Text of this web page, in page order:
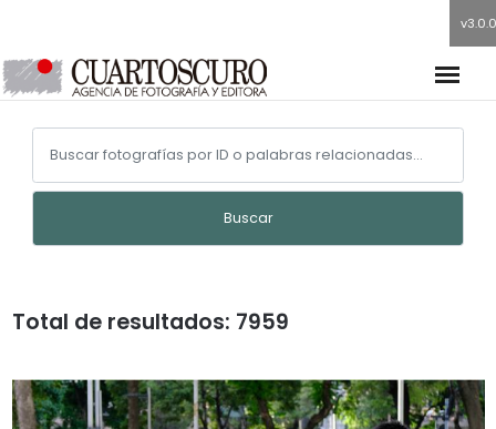
v3.0.0
Buscar
Total de resultados: 7959